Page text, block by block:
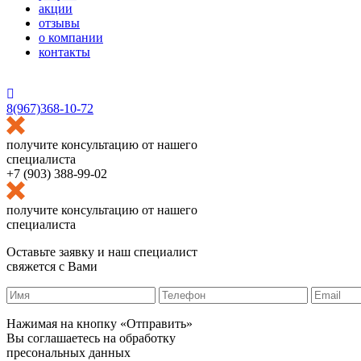
акции
отзывы
о компании
контакты
8(967)368-10-72
получите консультацию от нашего
специалиста
+7 (903) 388-99-02
получите консультацию от нашего
специалиста
Оставьте заявку и наш специалист
свяжется с Вами
Нажимая на кнопку «Отправить»
Вы соглашаетесь на обработку
пресональных данных